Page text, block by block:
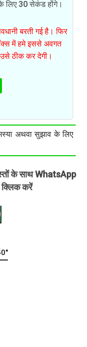
लिए 30 सेकंड होंगे।
बरती गई है। फिर
में हमे इससे अवगत
ठीक कर देगी।
अथवा सुझाव के लिए
के साथ WhatsApp
क्लिक करें